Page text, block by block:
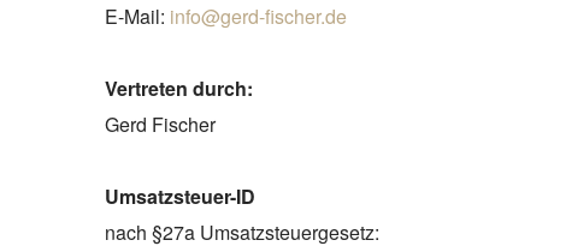
E-Mail: info@gerd-fischer.de
Vertreten durch:
Gerd Fischer
Umsatzsteuer-ID
nach §27a Umsatzsteuergesetz: